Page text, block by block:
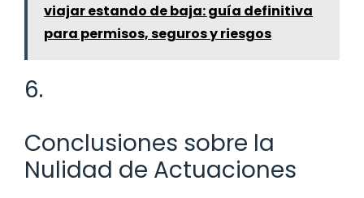
viajar estando de baja: guía definitiva
para permisos, seguros y riesgos
6.
Conclusiones sobre la
Nulidad de Actuaciones